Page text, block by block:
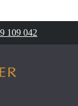
109 042